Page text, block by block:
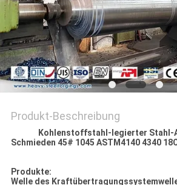
Produkt-Beschreibung
Kohlenstoffstahl-legierter Stahl-
Schmieden 45# 1045 ASTM4140 4340
Produkte:
Welle des